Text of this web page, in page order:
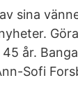
sina
år.
Sofi